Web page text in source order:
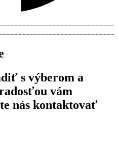
s výberom a
vám
nás kontaktovať